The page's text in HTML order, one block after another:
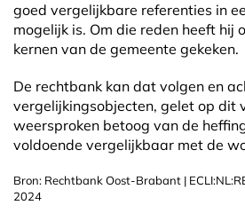
goed vergelijkbare referenties in
mogelijk is. Om die reden heeft hij
kernen van de gemeente gekeken.
De rechtbank kan dat volgen en
vergelijkingsobjecten, gelet op dit
weersproken betoog van de
voldoende vergelijkbaar met de
Bron: Rechtbank Oost-Brabant |
2024